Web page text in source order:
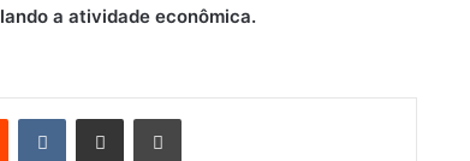
a atividade econômica.